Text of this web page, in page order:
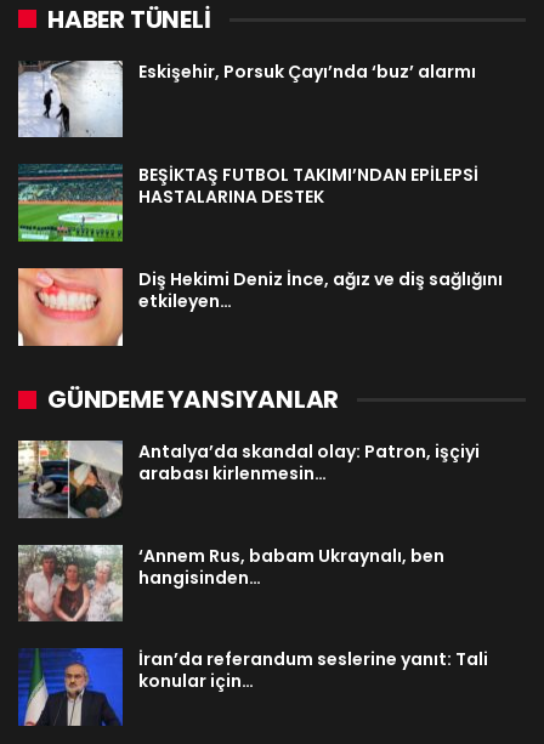
HABER TÜNELİ
Eskişehir, Porsuk Çayı’nda ‘buz’ alarmı
BEŞİKTAŞ FUTBOL TAKIMI’NDAN EPİLEPSİ
HASTALARINA DESTEK
Diş Hekimi Deniz İnce, ağız ve diş sağlığını
etkileyen…
GÜNDEME YANSIYANLAR
Antalya’da skandal olay: Patron, işçiyi
arabası kirlenmesin…
‘Annem Rus, babam Ukraynalı, ben
hangisinden…
İran’da referandum seslerine yanıt: Tali
konular için…